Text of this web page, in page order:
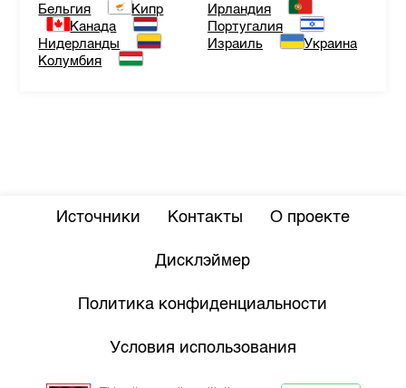
Бельгия
Кипр
Канада
Нидерланды
Колумбия
Ирландия
Португалия
Израиль
Украина
Источники Контакты О проекте
Дисклэймер
Политика конфиденциальности
Условия использования